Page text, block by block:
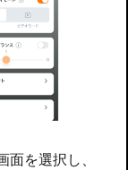
を選択し、